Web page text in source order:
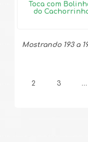
Toca com
do
Mostrando 193 a
2 3 …